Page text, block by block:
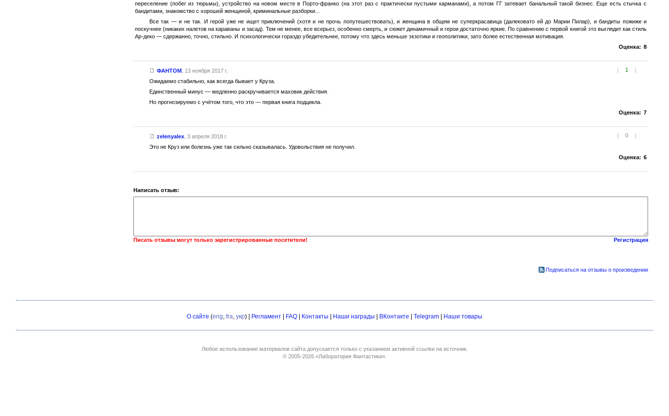
переселение (побег из тюрьмы), устройство на новом месте в Порто-франко (на этот раз с практически пустыми карманами), а потом ГГ затевает банальный такой бизнес. Еще есть стычка с
бандитами, знакомство с хорошей женщиной, криминальные разборки...
Все так — и не так. И герой уже не ищет приключений (хотя и не прочь попутешествовать), и женщина в общем не cуперкрасавица (далековато ей до Марии Пилар), и бандиты пожиже и
поскучнее (никаких налетов на караваны и засад). Тем не менее, все всерьез, особенно смерть, и сюжет динамичный и герои достаточно яркие. По сравнению с первой книгой это выглядит как стиль
Ар-деко — сдержанно, точно, стильно. И психологически гораздо убедительнее, потому что здесь меньше экзотики и геополитики, зато более естественная мотивация.
Оценка: 8
[ 1 ]
ФАНТОМ, 13 ноября 2017 г.
Ожидаемо стабильно, как всегда бывает у Круза.
Единственный минус — медленно раскручивается маховик действия.
Но прогнозируемо с учётом того, что это — первая книга подцикла.
Оценка: 7
[ 0 ]
zelenyalex, 3 апреля 2018 г.
Это не Круз или болезнь уже так сильно сказывалась. Удовольствия не получил.
Оценка: 6
Написать отзыв:
Писать отзывы могут только зарегистрированные посетители! Регистрация
Подписаться на отзывы о произведении
О сайте (eng, fra, укр) | Регламент FAQ Контакты Наши награды ВКонтакте Telegram Наши товары
Любое использование материалов сайта допускается только с указанием активной ссылки на источник.
© 2005-2026 «Лаборатория Фантастики».